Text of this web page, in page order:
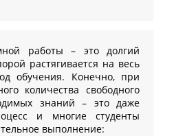
работы – это долгий
растягивается на весь
обучения. Конечно, при
количества свободного
знаний – это даже
и многие студенты
выполнение: